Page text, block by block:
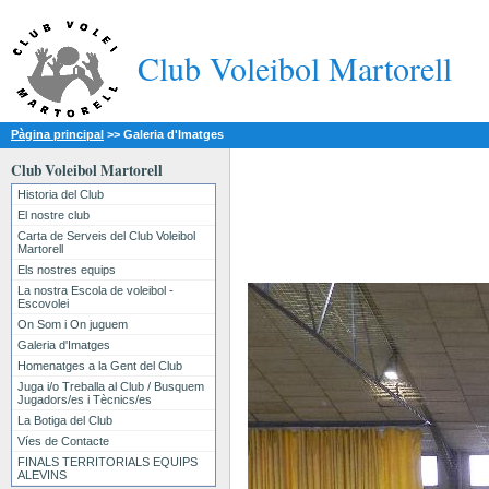
Club Voleibol Martorell
Pàgina principal >> Galeria d'Imatges
Club Voleibol Martorell
Historia del Club
El nostre club
Carta de Serveis del Club Voleibol
Martorell
Els nostres equips
La nostra Escola de voleibol -
Escovolei
On Som i On juguem
Galeria d'Imatges
Homenatges a la Gent del Club
Juga i/o Treballa al Club / Busquem
Jugadors/es i Tècnics/es
La Botiga del Club
Víes de Contacte
FINALS TERRITORIALS EQUIPS
ALEVINS